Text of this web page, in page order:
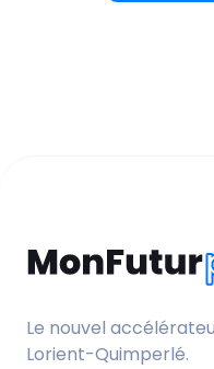
Le nouvel
Lorient-Quimperlé.